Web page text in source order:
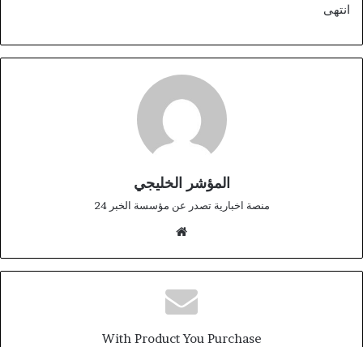
انتهى
المؤشر الخليجي
منصة اخبارية تصدر عن مؤسسة الخبر 24
With Product You Purchase